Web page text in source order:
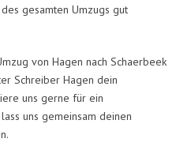
gesamten Umzugs gut
von Hagen nach Schaerbeek
Schreiber Hagen dein
uns gerne für ein
uns gemeinsam deinen